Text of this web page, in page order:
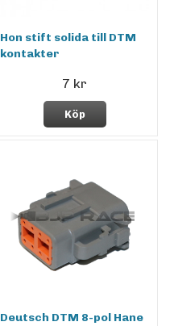
Hon stift solida till DTM
kontakter
7 kr
Köp
Deutsch DTM 8-pol Hane